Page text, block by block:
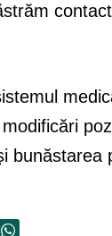
bunăstarea